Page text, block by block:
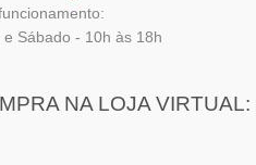
e Sábado - 10h às 18h
NA LOJA VIRTUAL: